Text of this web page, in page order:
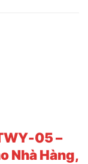
05 –
Nhà Hàng,